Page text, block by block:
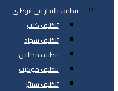
تنظيف بالبخار في ابوظبي
تنظيف كنب
تنظيف سجاد
تنظيف مجالس
تنظيف موكيت
تنظيف ستائر